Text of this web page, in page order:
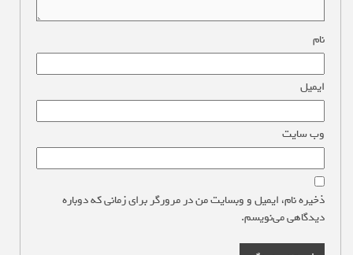
نام
ایمیل
وب‌ سایت
ذخیره نام، ایمیل و وبسایت من در مرورگر برای زمانی که دوباره
دیدگاهی می‌نویسم.